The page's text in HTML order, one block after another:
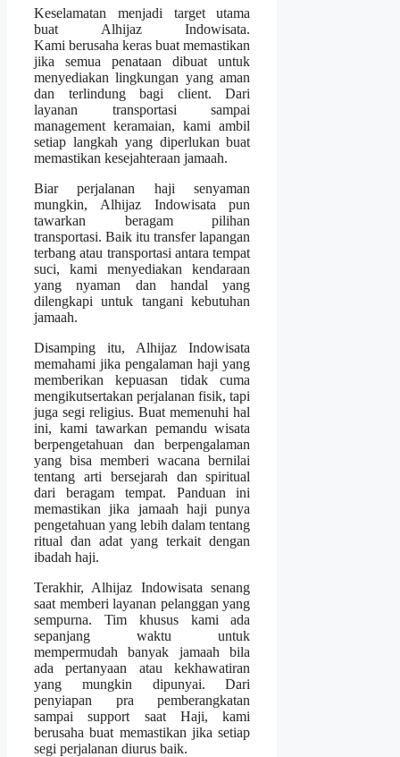
Keselamatan menjadi target utama
buat Alhijaz Indowisata.
Kami berusaha keras buat memastikan
jika semua penataan dibuat untuk
menyediakan lingkungan yang aman
dan terlindung bagi client. Dari
layanan transportasi sampai
management keramaian, kami ambil
setiap langkah yang diperlukan buat
memastikan kesejahteraan jamaah.
Biar perjalanan haji senyaman
mungkin, Alhijaz Indowisata pun
tawarkan beragam pilihan
transportasi. Baik itu transfer lapangan
terbang atau transportasi antara tempat
suci, kami menyediakan kendaraan
yang nyaman dan handal yang
dilengkapi untuk tangani kebutuhan
jamaah.
Disamping itu, Alhijaz Indowisata
memahami jika pengalaman haji yang
memberikan kepuasan tidak cuma
mengikutsertakan perjalanan fisik, tapi
juga segi religius. Buat memenuhi hal
ini, kami tawarkan pemandu wisata
berpengetahuan dan berpengalaman
yang bisa memberi wacana bernilai
tentang arti bersejarah dan spiritual
dari beragam tempat. Panduan ini
memastikan jika jamaah haji punya
pengetahuan yang lebih dalam tentang
ritual dan adat yang terkait dengan
ibadah haji.
Terakhir, Alhijaz Indowisata senang
saat memberi layanan pelanggan yang
sempurna. Tim khusus kami ada
sepanjang waktu untuk
mempermudah banyak jamaah bila
ada pertanyaan atau kekhawatiran
yang mungkin dipunyai. Dari
penyiapan pra pemberangkatan
sampai support saat Haji, kami
berusaha buat memastikan jika setiap
segi perjalanan diurus baik.